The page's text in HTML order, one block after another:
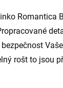
Romantica
rošt to jsou